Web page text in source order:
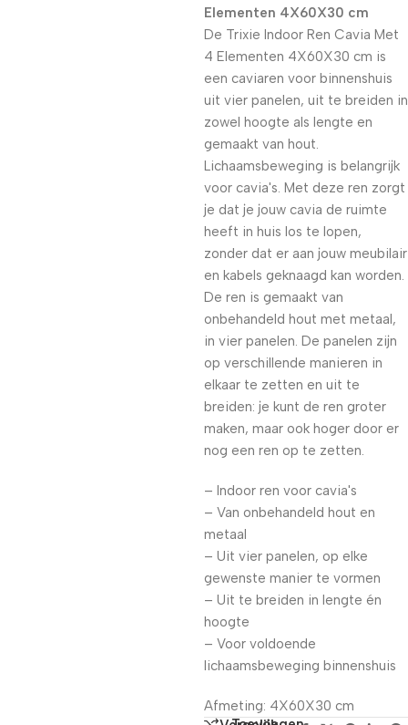
Elementen 4X60X30 cm
De Trixie Indoor Ren Cavia Met
4 Elementen 4X60X30 cm is
een caviaren voor binnenshuis
uit vier panelen, uit te breiden in
zowel hoogte als lengte en
gemaakt van hout.
Lichaamsbeweging is belangrijk
voor cavia's. Met deze ren zorgt
je dat je jouw cavia de ruimte
heeft in huis los te lopen,
zonder dat er aan jouw meubilair
en kabels geknaagd kan worden.
De ren is gemaakt van
onbehandeld hout met metaal,
in vier panelen. De panelen zijn
op verschillende manieren in
elkaar te zetten en uit te
breiden: je kunt de ren groter
maken, maar ook hoger door er
nog een ren op te zetten.
– Indoor ren voor cavia's
– Van onbehandeld hout en
metaal
– Uit vier panelen, op elke
gewenste manier te vormen
– Uit te breiden in lengte én
hoogte
– Voor voldoende
lichaamsbeweging binnenshuis
Afmeting: 4X60X30 cm